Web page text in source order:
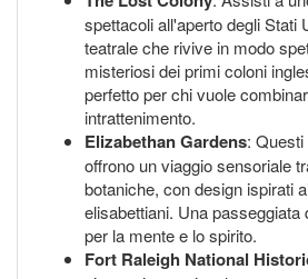
spettacoli all'aperto degli Stati
teatrale che rivive in modo
misteriosi dei primi coloni
perfetto per chi vuole
intrattenimento.
Elizabethan Gardens:
offrono un viaggio sensoriale
botaniche, con design ispirati
elisabettiani. Una passeggiata
per la mente e lo spirito.
Fort Raleigh National